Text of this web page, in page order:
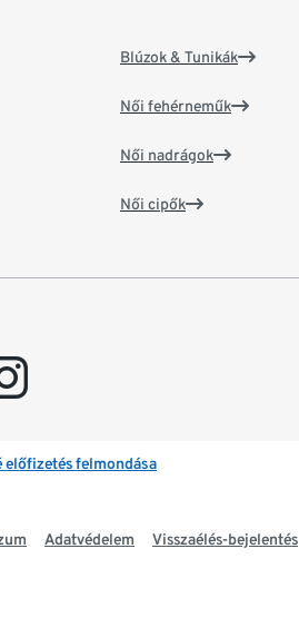
Blúzok & Tunikák
Női fehérneműk
Női nadrágok
Női cipők
előfizetés felmondása
Adatvédelem Visszaélés-bejelentés